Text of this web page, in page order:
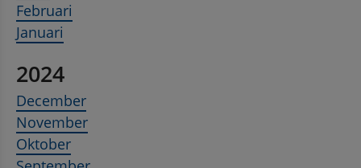
Februari
Januari
2024
December
November
Oktober